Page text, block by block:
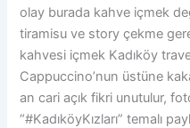
olay burada kahve içmek
tiramisu ve story çekme
kahvesi içmek Kadıköy
Cappuccino’nun üstüne
an cari açık fikri unutulur,
“#KadıköyKızları” temalı